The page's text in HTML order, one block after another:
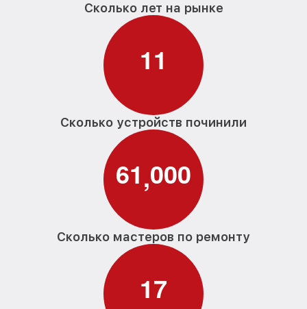
Сколько лет на рынке
11
Сколько устройств починили
61,000
Сколько мастеров по ремонту
17